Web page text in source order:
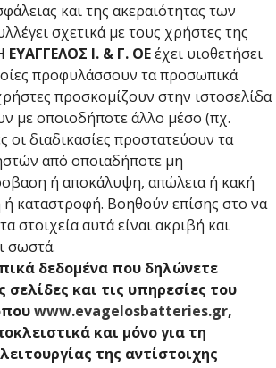
και της ακεραιότητας των
σχετικά με τους χρήστες της
ΕΥΑΓΓΕΛΟΣ Ι. & Γ. ΟΕέχει υιοθετήσει
προφυλάσσουν τα προσωπικά
προσκομίζουν στην ιστοσελίδα
με οποιοδήποτε άλλο μέσο (πχ.
οι διαδικασίες προστατεύουν τα
από οποιαδήποτε μη
ή αποκάλυψη, απώλεια ή κακή
ή καταστροφή. Βοηθούν επίσης στο να
στοιχεία αυτά είναι ακριβή και
σωστά.
δεδομένα που δηλώνετε
και τις υπηρεσίες του
www.evagelosbatteries.gr,
και μόνο για τη
της αντίστοιχης